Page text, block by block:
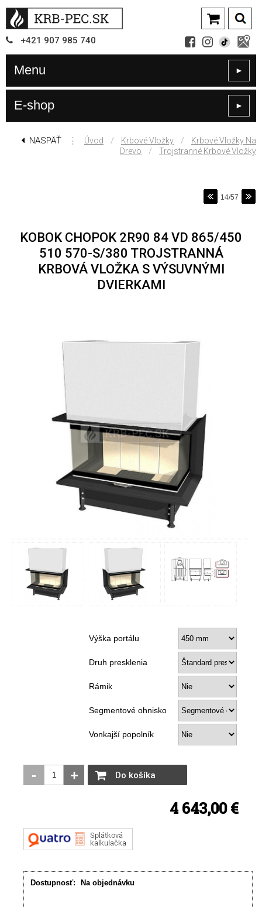
+421 907 985 740
Menu ►
E-shop ►
NASPÄŤ ⋮ Úvod / Krbové Vložky /
Krbové Vložky Na
Drevo
/ Trojstranné Krbové Vložky
14/57
KOBOK CHOPOK 2R90 84 VD 865/450
510 570-S/380 TROJSTRANNÁ
KRBOVÁ VLOŽKA S VÝSUVNÝMI
DVIERKAMI
Výška portálu
Druh presklenia
Rámik
Segmentové ohnisko
Vonkajší popolník
- + Do košíka
4 643,00 €
Dostupnosť: Na objednávku